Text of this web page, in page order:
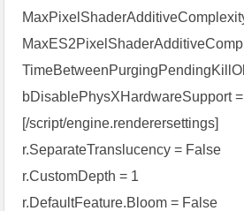
bDisablePhysXHardwareSupport
[/script/engine.renderersettings]
r.SeparateTranslucency = False
r.CustomDepth = 1
r.DefaultFeature.Bloom = False